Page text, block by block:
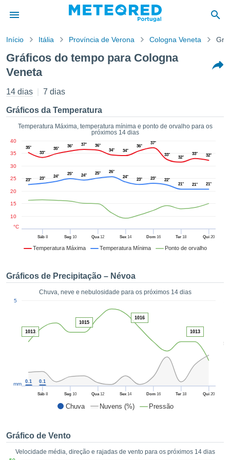
da
por
que as
a este
das
e
forma
digital
ou
permite-
a nossa
fornecer-
todos os
no
como
um perfil
CONFIGURAÇÕES
Início Itália Província de Verona Cologna Veneta
Gráficos do tempo para Cologna
Veneta
14 dias 7 dias
Gráficos da Temperatura
Temperatura Máxima, temperatura mínima e ponto de orvalho para os
próximos 14 dias
Temperatura Máxima Temperatura Mínima Ponto de orvalho
Sáb8 Seg10 Qua12 Sex 14 Dom16 Ter 18 Qui 20
10
15
20
25
30
35
40
°C
35°
33°
35°
36° 37°
36°
34°
34°
36°
37°
33°
32°
33° 32°
23° 23° 24°
25° 24° 25°
26°
24°
23° 23°
22°
21°
21° 21°
Gráficos de Precipitação – Névoa
Chuva, neve e nebulosidade para os próximos 14 dias
Chuva Nuvens (%) Pressão
50
Sáb8 Seg10 Qua12 Sex 14 Dom16 Ter 18 Qui 20
5
mm 0.1 0.1
1013
1015
1016
1013
Gráfico de Vento
Velocidade média, direção e rajadas de vento para os próximos 14 dias